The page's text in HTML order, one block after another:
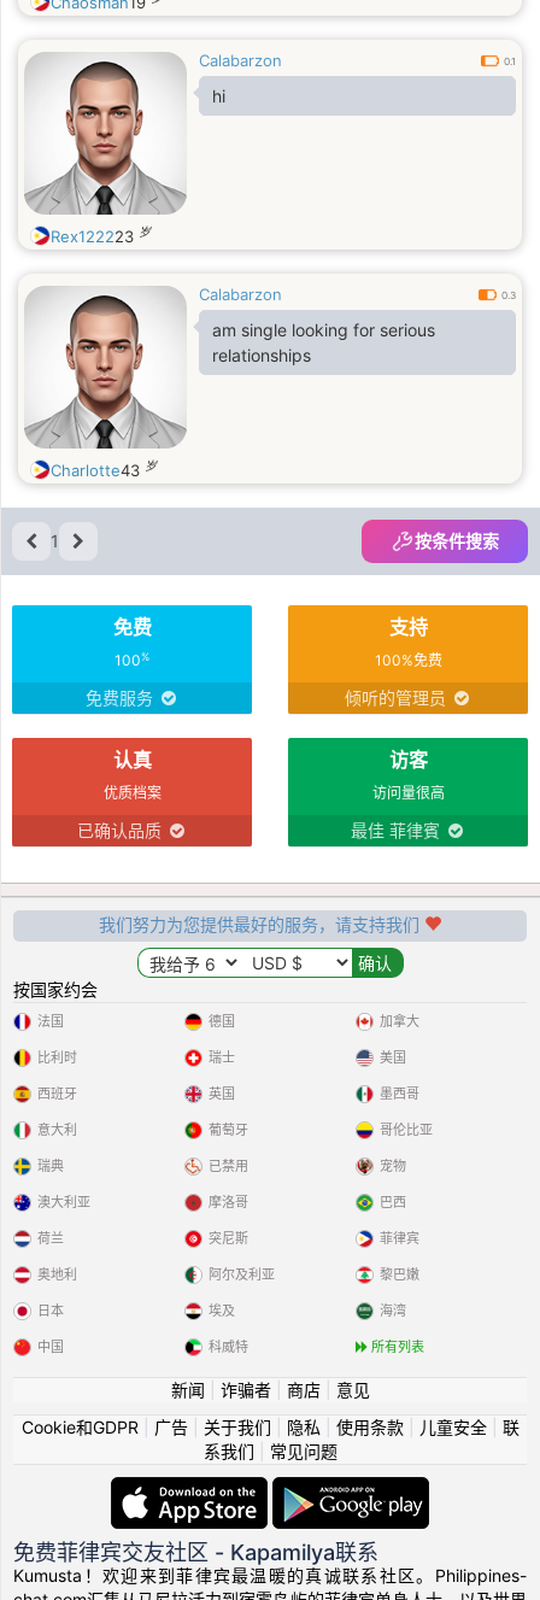
Calabarzon 0.1
hi
Rex122223 岁
Calabarzon 0.3
am single looking for serious
relationships
Charlotte43 岁
1 按条件搜索
免费
100%
免费服务
支持
100%免费
倾听的管理员
认真
优质档案
已确认品质
访客
访问量很高
最佳 菲律賓
我们努力为您提供最好的服务，请支持我们
按国家约会
法国
比利时
西班牙
意大利
瑞典
德国
瑞士
英国
葡萄牙
已禁用
加拿大
美国
墨西哥
哥伦比亚
宠物
澳大利亚
荷兰
奥地利
日本
中国
摩洛哥
突尼斯
阿尔及利亚
埃及
科威特
巴西
菲律宾
黎巴嫩
海湾
所有列表
新闻 诈骗者| 商店| 意见
Cookie和GDPR
广告| 关于我们 隐私 使用条款| 儿童安全| 联
系我们
常见问题
免费菲律宾交友社区 - Kapamilya联系
Kumusta！欢迎来到菲律宾最温暖的真诚联系社区。Philippines-